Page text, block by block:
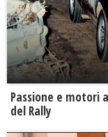
Passione e motori
del Rally